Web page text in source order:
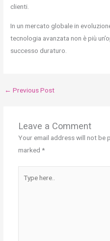
clienti.
In un mercato globale in
tecnologia avanzata non è più
successo duraturo.
← Previous Post
Leave a Comment
Your email address will not be
marked *
here..